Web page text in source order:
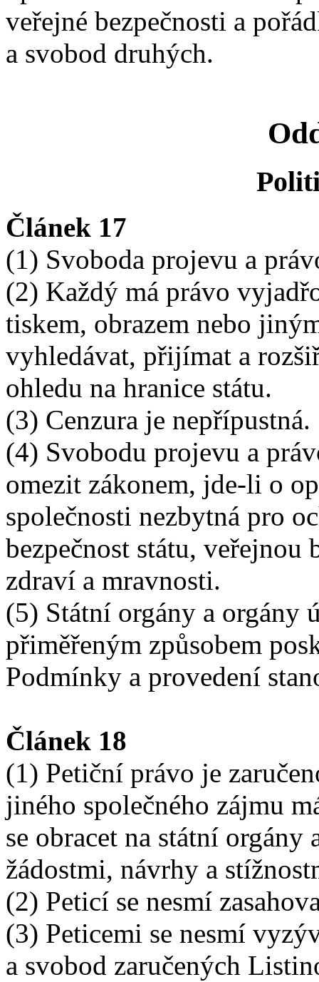
veřejné bezpečnosti a
a svobod druhých.
Článek 17
(1) Svoboda projevu a
(2) Každý má právo
tiskem, obrazem nebo
vyhledávat, přijímat a
ohledu na hranice státu.
(3) Cenzura je nepřípustná.
(4) Svobodu projevu a
omezit zákonem, jde-li o
společnosti nezbytná pro
bezpečnost státu, veřejnou
zdraví a mravnosti.
(5) Státní orgány a orgány
přiměřeným způsobem
Podmínky a provedení
Článek 18
(1) Petiční právo je
jiného společného zájmu
se obracet na státní orgány
žádostmi, návrhy a
(2) Peticí se nesmí
(3) Peticemi se nesmí
a svobod zaručených